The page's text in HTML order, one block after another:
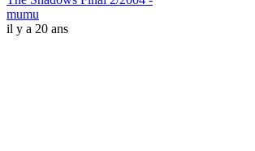
mumu
il y a 20 ans